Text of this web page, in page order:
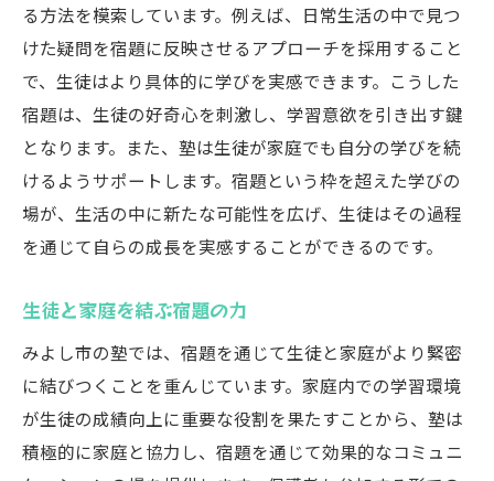
る方法を模索しています。例えば、日常生活の中で見つ
けた疑問を宿題に反映させるアプローチを採用すること
で、生徒はより具体的に学びを実感できます。こうした
宿題は、生徒の好奇心を刺激し、学習意欲を引き出す鍵
となります。また、塾は生徒が家庭でも自分の学びを続
けるようサポートします。宿題という枠を超えた学びの
場が、生活の中に新たな可能性を広げ、生徒はその過程
を通じて自らの成長を実感することができるのです。
生徒と家庭を結ぶ宿題の力
みよし市の塾では、宿題を通じて生徒と家庭がより緊密
に結びつくことを重んじています。家庭内での学習環境
が生徒の成績向上に重要な役割を果たすことから、塾は
積極的に家庭と協力し、宿題を通じて効果的なコミュニ